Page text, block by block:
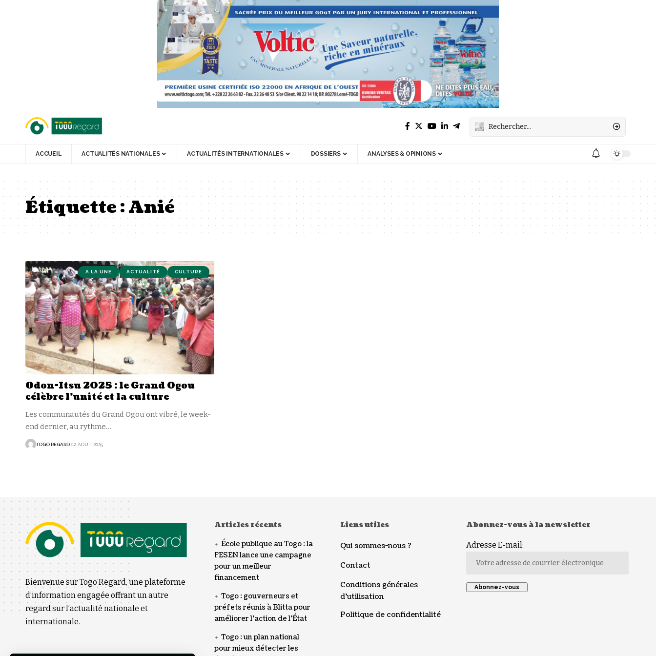
ACCUEIL ACTUALITÉS NATIONALES ACTUALITÉS INTERNATIONALES DOSSIERS ANALYSES & OPINIONS
Étiquette :Anié
A LA UNE ACTUALITÉ CULTURE
Odon-Itsu 2025 : le Grand Ogou
célèbre l’unité et la culture
Les communautés du Grand Ogou ont vibré, le week-
end dernier, au rythme…
TOGO REGARD 12 AOÛT 2025
Bienvenue sur Togo Regard, une plateforme
d’information engagée offrant un autre
regard sur l’actualité nationale et
internationale.
Articles récents
École publique au Togo : la
FESEN lance une campagne
pour un meilleur
financement
Togo : gouverneurs et
préfets réunis à Blitta pour
améliorer l’action de l’État
Togo : un plan national
pour mieux détecter les
Liens utiles
Qui sommes-nous ?
Contact
Conditions générales
d’utilisation
Politique de confidentialité
Abonnez-vous à la newsletter
Adresse E-mail: